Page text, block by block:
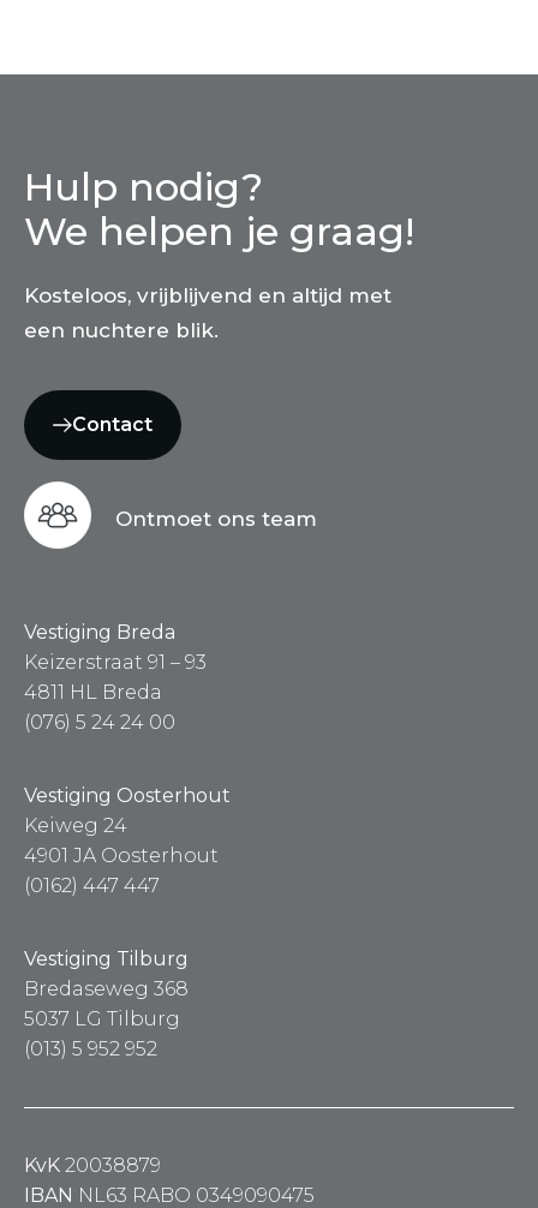
Hulp nodig?
We helpen je graag!
Kosteloos, vrijblijvend en altijd met
een nuchtere blik.
Contact
Ontmoet ons team
Vestiging Breda
Keizerstraat 91 – 93
4811 HL Breda
(076) 5 24 24 00
Vestiging Oosterhout
Keiweg 24
4901 JA Oosterhout
(0162) 447 447
Vestiging Tilburg
Bredaseweg 368
5037 LG Tilburg
(013) 5 952 952
KvK 20038879
IBAN NL63 RABO 0349090475